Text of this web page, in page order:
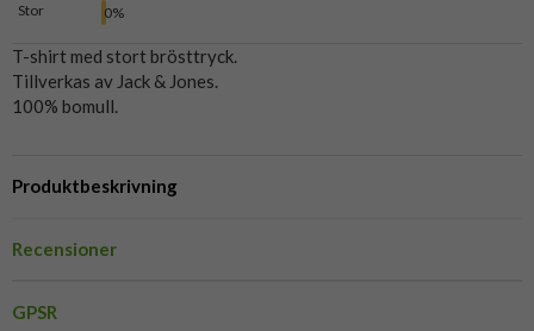
Stor
0%
Produktbeskrivning
Recensioner
GPSR
T-shirt med stort brösttryck.
Tillverkas av Jack & Jones.
100% bomull.